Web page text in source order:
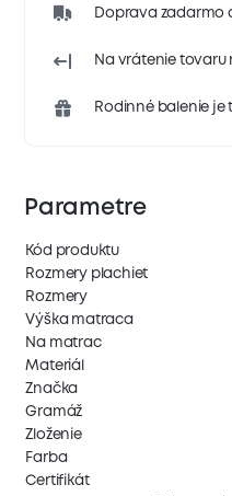
Doprava zadarmo
Na vrátenie tovaru
Rodinné balenie je
Parametre
Kód produktu
Rozmery plachiet
Rozmery
Výška matraca
Na matrac
Materiál
Značka
Gramáž
Zloženie
Farba
Certifikát